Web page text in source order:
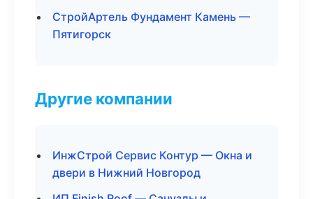
СтройАртель Фундамент Камень —
Пятигорск
Другие компании
ИнжСтрой Сервис Контур — Окна и
двери в Нижний Новгород